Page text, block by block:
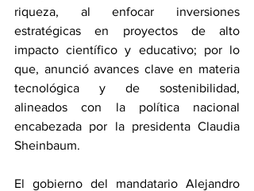
riqueza, al enfocar inversiones
estratégicas en proyectos de alto
impacto científico y educativo; por lo
que, anunció avances clave en materia
tecnológica y de sostenibilidad,
alineados con la política nacional
encabezada por la presidenta Claudia
Sheinbaum.
El gobierno del mandatario Alejandro